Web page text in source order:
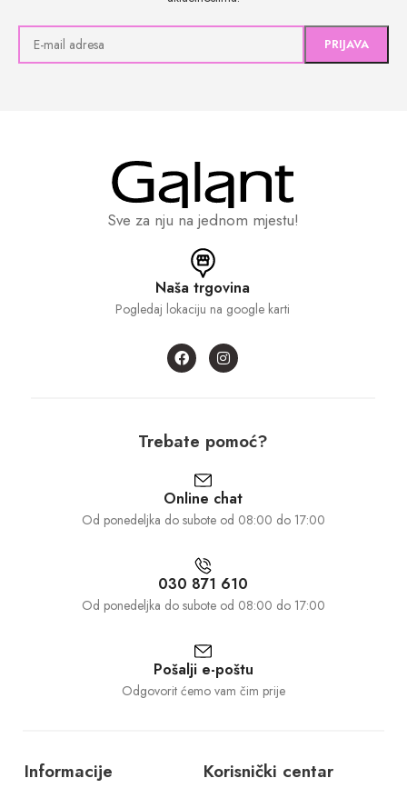
Sve za nju na jednom mjestu!
Naša trgovina
Pogledaj lokaciju na google karti
Trebate pomoć?
Online chat
Od ponedeljka do subote od 08:00 do 17:00
030 871 610
Od ponedeljka do subote od 08:00 do 17:00
Pošalji e-poštu
Odgovorit ćemo vam čim prije
Informacije Korisnički centar